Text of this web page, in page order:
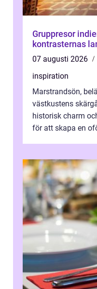
Gruppresor indien
kontrasternas
07 augusti 2026
inspiration
Marstrandsön,
västkustens
historisk charm
för att skapa en